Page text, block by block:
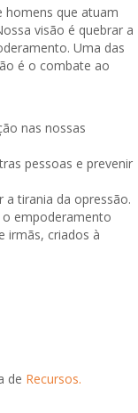
homens que atuam
visão é quebrar a
Uma das
é o combate ao
nas nossas
pessoas e prevenir
a tirania da opressão.
empoderamento
irmãs, criados à
de Recursos.